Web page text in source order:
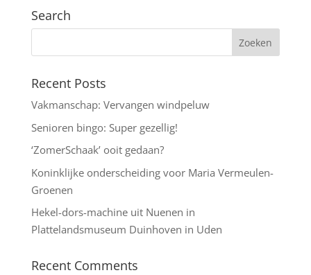
Search
Recent Posts
Vakmanschap: Vervangen windpeluw
Senioren bingo: Super gezellig!
‘ZomerSchaak’ ooit gedaan?
Koninklijke onderscheiding voor Maria Vermeulen-
Groenen
Hekel-dors-machine uit Nuenen in
Plattelandsmuseum Duinhoven in Uden
Recent Comments